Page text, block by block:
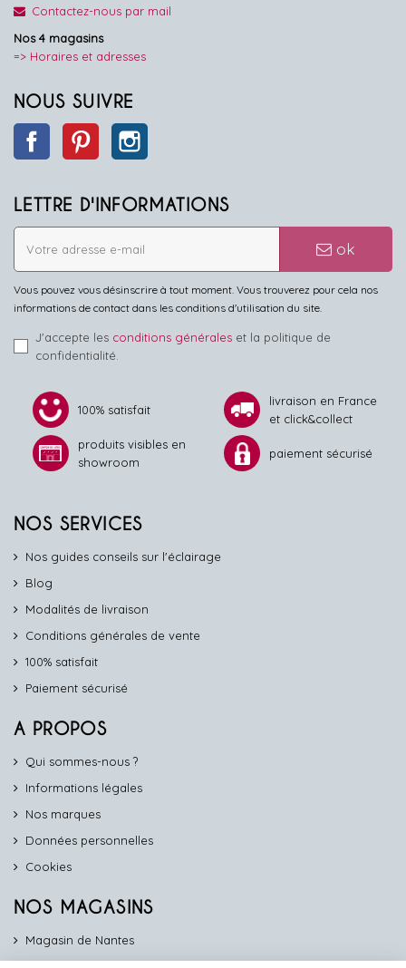
Contactez-nous par mail
Nos 4 magasins
=> Horaires et adresses
NOUS SUIVRE
Facebook Pinterest
LETTRE D'INFORMATIONS
ok
Vous pouvez vous désinscrire à tout moment. Vous trouverez pour cela nos
informations de contact dans les conditions d'utilisation du site.
J'accepte les conditions générales et la politique de
confidentialité.
100% satisfait
livraison en France
et click&collect
produits visibles en
showroom
paiement sécurisé
NOS SERVICES
Nos guides conseils sur l'éclairage
Blog
Modalités de livraison
Conditions générales de vente
100% satisfait
Paiement sécurisé
A PROPOS
Qui sommes-nous ?
Informations légales
Nos marques
Données personnelles
Cookies
NOS MAGASINS
Magasin de Nantes